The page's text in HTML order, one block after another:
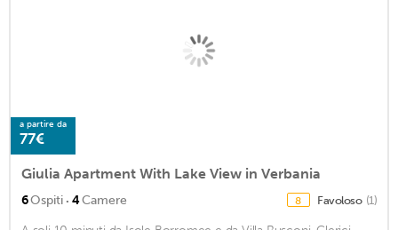
a partire da
77€
Giulia Apartment With Lake View in Verbania
6Ospiti · 4Camere 8 Favoloso (1)